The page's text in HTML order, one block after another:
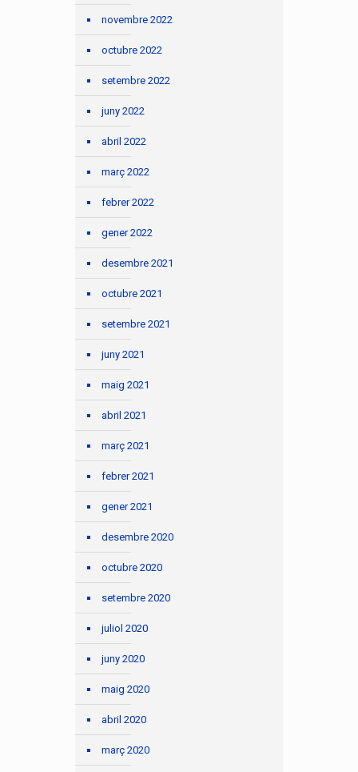
novembre 2022
octubre 2022
setembre 2022
juny 2022
abril 2022
març 2022
febrer 2022
gener 2022
desembre 2021
octubre 2021
setembre 2021
juny 2021
maig 2021
abril 2021
març 2021
febrer 2021
gener 2021
desembre 2020
octubre 2020
setembre 2020
juliol 2020
juny 2020
maig 2020
abril 2020
març 2020